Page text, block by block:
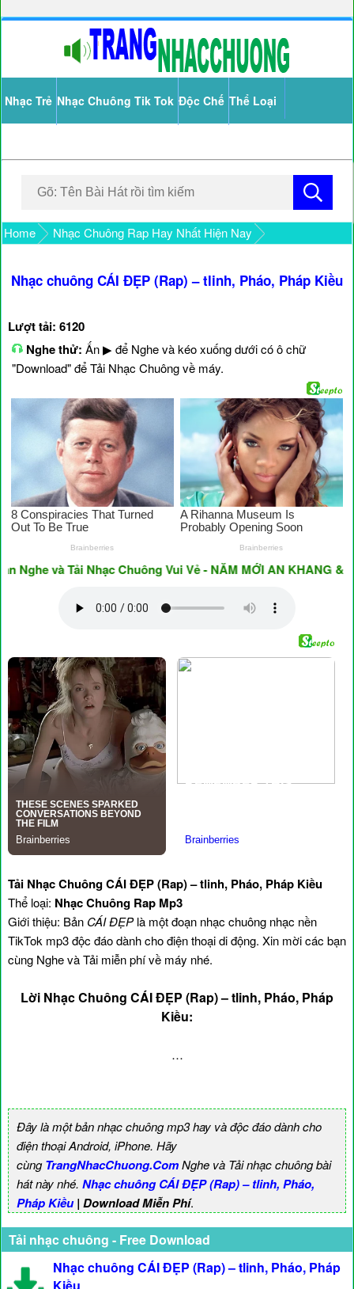
Nhạc Trẻ Nhạc Chuông Tik Tok Độc Chế Thể Loại
Home Nhạc Chuông Rap Hay Nhất Hiện Nay
Nhạc chuông CÁI ĐẸP (Rap) – tlinh, Pháo, Pháp Kiều
Lượt tải: 6120
Nghe thử: Ấn ▶ để Nghe và kéo xuống dưới có ô chữ
"Download" để Tải Nhạc Chuông về máy.
và Tải Nhạc Chuông Vui Vẻ - NĂM MỚI AN KHANG &
Tải Nhạc Chuông CÁI ĐẸP (Rap) – tlinh, Pháo, Pháp Kiều
Thể loại: Nhạc Chuông Rap Mp3
Giới thiệu: Bản CÁI ĐẸPlà một đoạn nhạc chuông nhạc nền
TikTok mp3 độc đáo dành cho điện thoại di động. Xin mời các bạn
cùng Nghe và Tải miễn phí về máy nhé.
Lời Nhạc Chuông CÁI ĐẸP (Rap) – tlinh, Pháo, Pháp
Kiều:
…
Đây là một bản nhạc chuông mp3 hay và độc đáo dành cho
điện thoại Android, iPhone. Hãy
cùngTrangNhacChuong.ComNghe và Tải nhạc chuông bài
hát này nhé. Nhạc chuông CÁI ĐẸP (Rap) – tlinh, Pháo,
Pháp Kiều| Download Miễn Phí.
Tải nhạc chuông - Free Download
Nhạc chuông CÁI ĐẸP (Rap) – tlinh, Pháo, Pháp